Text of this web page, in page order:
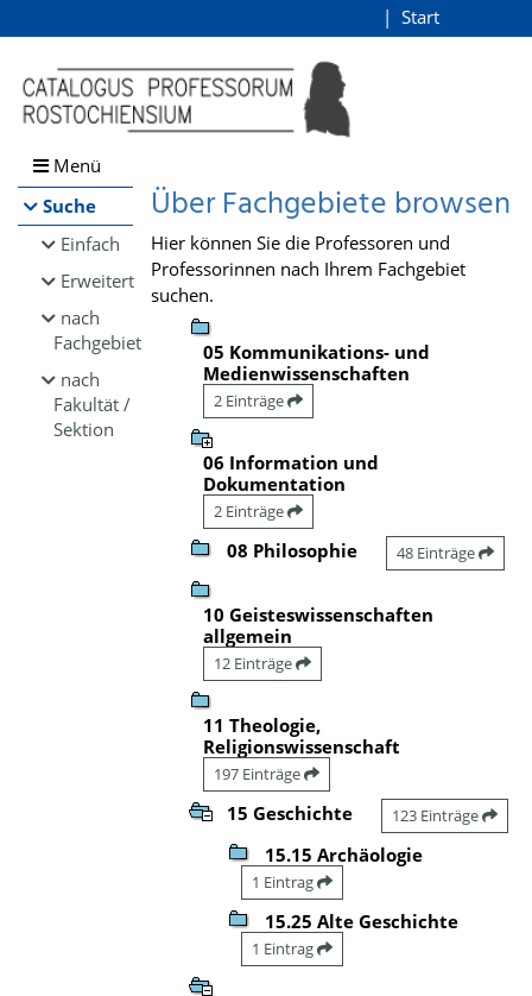
Browsen
direkt zum Inhalt
Start
Menü
Suche
Einfach
Erweitert
nach
Fachgebiet
nach
Fakultät /
Sektion
Über Fachgebiete browsen
Hier können Sie die Professoren und
Professorinnen nach Ihrem Fachgebiet
suchen.
05 Kommunikations- und
Medienwissenschaften
2 Einträge
06 Information und
Dokumentation
2 Einträge
08 Philosophie 48 Einträge
10 Geisteswissenschaften
allgemein
12 Einträge
11 Theologie,
Religionswissenschaft
197 Einträge
15 Geschichte 123 Einträge
15.15 Archäologie
1 Eintrag
15.25 Alte Geschichte
1 Eintrag